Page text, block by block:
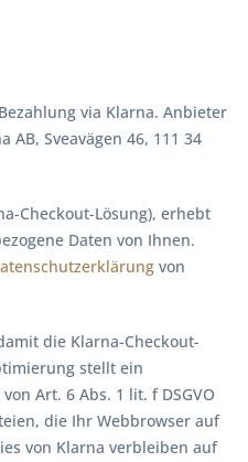
via Klarna. Anbieter
AB, Sveavägen 46, 111 34
Checkout-Lösung), erhebt
Daten von Ihnen.
von
die Klarna-Checkout-
stellt ein
Art. 6 Abs. 1 lit. f DSGVO
die Ihr Webbrowser auf
von Klarna verbleiben auf